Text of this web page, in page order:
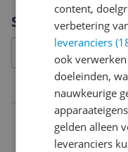
Specificaties
Maximale
Hoog - 200 tot 400
content,
verbetering
leveranciers
ook
doeleinden,
nauwkeurige
gelden alleen
leveranciers